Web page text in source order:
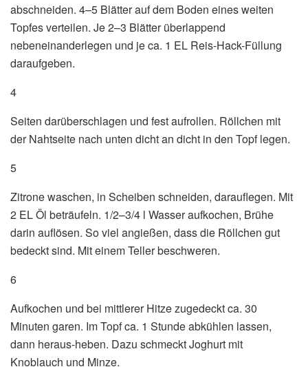
abschneiden. 4–5 Blätter auf dem Boden eines weiten
Topfes verteilen. Je 2–3 Blätter überlappend
nebeneinanderlegen und je ca. 1 EL Reis-Hack-Füllung
daraufgeben.
4
Seiten darüberschlagen und fest aufrollen. Röllchen mit
der Nahtseite nach unten dicht an dicht in den Topf legen.
5
Zitrone waschen, in Scheiben schneiden, darauflegen. Mit
2 EL Öl beträufeln. 1/2–3/4 l Wasser aufkochen, Brühe
darin auflösen. So viel angießen, dass die Röllchen gut
bedeckt sind. Mit einem Teller beschweren.
6
Aufkochen und bei mittlerer Hitze zugedeckt ca. 30
Minuten garen. Im Topf ca. 1 Stunde abkühlen lassen,
dann heraus-heben. Dazu schmeckt Joghurt mit
Knoblauch und Minze.